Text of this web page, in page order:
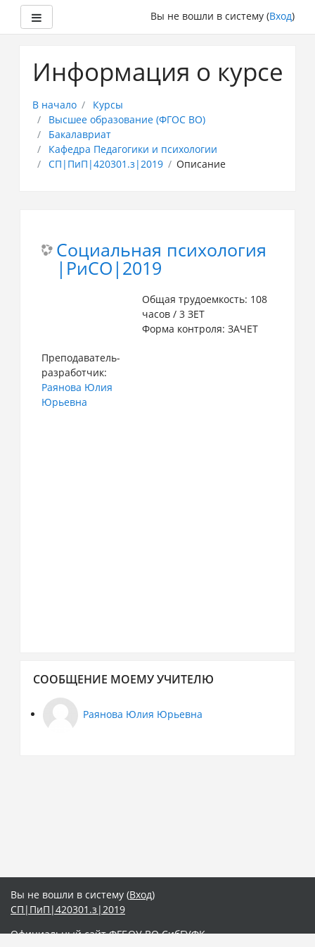
основному
Вы не вошли в систему (Вход)
Информация о курсе
В начало
Курсы
Высшее образование (ФГОС ВО)
Бакалавриат
Кафедра Педагогики и психологии
СП|ПиП|420301.з|2019
Описание
Социальная психология
|РиСО|2019
Общая трудоемкость: 108
часов / 3 ЗЕТ
Форма контроля: ЗАЧЕТ
Преподаватель-
разработчик:
Раянова Юлия
Юрьевна
Сообщение
учителю
СООБЩЕНИЕ МОЕМУ УЧИТЕЛЮ
Раянова Юлия Юрьевна
Вы не вошли в систему (Вход)
СП|ПиП|420301.з|2019
Официальный сайт ФГБОУ ВО СибГУФК